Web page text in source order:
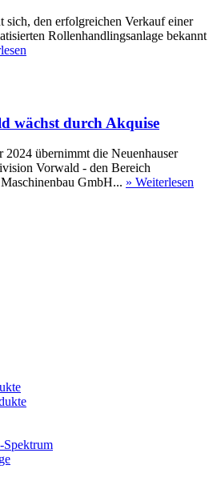
sich, den erfolgreichen Verkauf einer
Rollenhandlingsanlage bekannt
wächst durch Akquise
übernimmt die Neuenhauser
Vorwald - den Bereich
GmbH... » Weiterlesen
Spektrum